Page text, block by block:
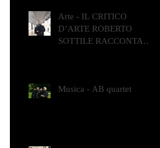
Arte - IL CRITICO
D’ARTE ROBERTO
SOTTILE RACCONTA
Musica - AB quartet